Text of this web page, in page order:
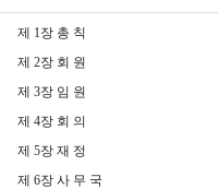
제 1장 총 칙
제 2장 회 원
제 3장 임 원
제 4장 회 의
제 5장 재 정
제 6장 사 무 국